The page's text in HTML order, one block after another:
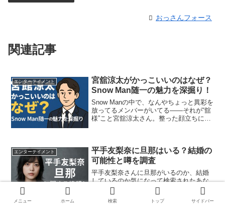
おっさんフォース
関連記事
エンターテイメント
宮舘涼太がかっこいいのはなぜ？
Snow Man随一の魅力を深掘り！
Snow Manの中で、なんやちょっと異彩を
放ってるメンバーがいてる――それが“舘
様”こと宮舘涼太さん。整った顔立ちに、
実は、彼の魅...
エンターテイメント
平手友梨奈に旦那はいる？結婚の
可能性と噂を調査
平手友梨奈さんに旦那がいるのか、結婚
しているのか気になって検索されたあな
たへ。本記事では、彼女の最新の結婚状
況や、これまで噂された歴代彼氏、そし
て将来の結婚の可能性について詳しく解
メニュー ホーム 検索 トップ サイドバー